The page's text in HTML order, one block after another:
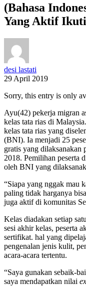
(Bahasa
Yang Aktif
desi lastati
29 April 2019
Sorry, this entry is only
Ayu(42) pekerja migran
kelas tata rias di
kelas tata rias yang
(BNI). Ia menjadi 25
gratis yang dilaksanakan
2018. Pemilihan peserta
oleh BNI yang
“Siapa yang nggak mau
paling tidak harganya
juga aktif di komunitas
Kelas diadakan setiap
sesi akhir kelas, peserta
sertifikat. hal yang
pengenalan jenis kulit,
acara-acara tertentu.
“Saya gunakan sebaik-
saya mendapatkan nilai